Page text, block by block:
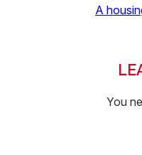
A
You